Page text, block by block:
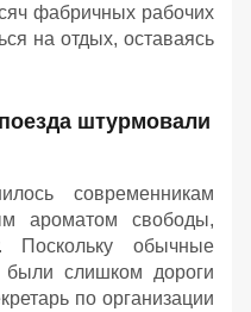
фабричных рабочих
на отдых, оставаясь
штурмовали
современникам
ароматом свободы,
Поскольку обычные
слишком дороги
по организации